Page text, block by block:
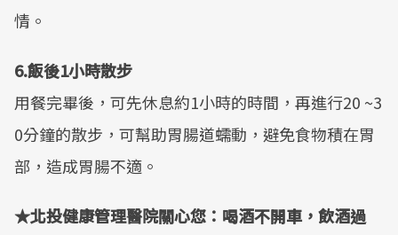
情。
6.飯後1小時散步
用餐完畢後，可先休息約1小時的時間，再進行20 ~3
0分鐘的散步，可幫助胃腸道蠕動，避免食物積在胃
部，造成胃腸不適。
★北投健康管理醫院關心您：喝酒不開車，飲酒過